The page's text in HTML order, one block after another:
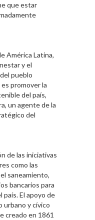
que estar
América Latina,
y el
pueblo
promover la
del país,
un agente de la
del
de las iniciativas
como las
saneamiento,
bancarios para
El apoyo de
urbano y cívico
creado en 1861